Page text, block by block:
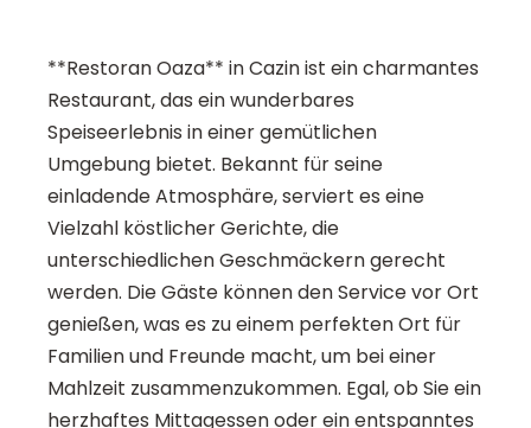
**Restoran Oaza** in Cazin ist ein charmantes
Restaurant, das ein wunderbares
Speiseerlebnis in einer gemütlichen
Umgebung bietet. Bekannt für seine
einladende Atmosphäre, serviert es eine
Vielzahl köstlicher Gerichte, die
unterschiedlichen Geschmäckern gerecht
werden. Die Gäste können den Service vor Ort
genießen, was es zu einem perfekten Ort für
Familien und Freunde macht, um bei einer
Mahlzeit zusammenzukommen. Egal, ob Sie ein
herzhaftes Mittagessen oder ein entspanntes